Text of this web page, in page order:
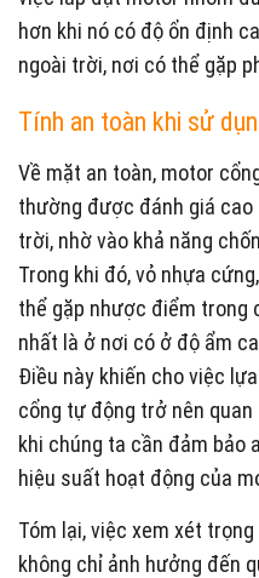
hơn khi nó có độ ổn định
ngoài trời, nơi có thể gặp
Tính an toàn khi sử
Về mặt an toàn, motor
thường được đánh giá
trời, nhờ vào khả năng
Trong khi đó, vỏ nhựa
thể gặp nhược điểm trong
nhất là ở nơi có ở độ ẩm
Điều này khiến cho việc
cổng tự động trở nên
khi chúng ta cần đảm bảo
hiệu suất hoạt động của
Tóm lại, việc xem xét
không chỉ ảnh hưởng đến